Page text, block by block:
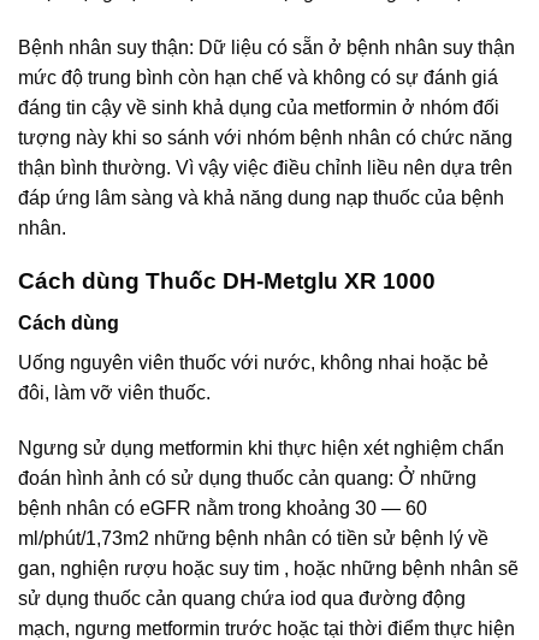
Bệnh nhân suy thận: Dữ liệu có sẵn ở bệnh nhân suy thận
mức độ trung bình còn hạn chế và không có sự đánh giá
đáng tin cậy về sinh khả dụng của metformin ở nhóm đối
tượng này khi so sánh với nhóm bệnh nhân có chức năng
thận bình thường. Vì vậy việc điều chỉnh liều nên dựa trên
đáp ứng lâm sàng và khả năng dung nạp thuốc của bệnh
nhân.
Cách dùng Thuốc DH-Metglu XR 1000
Cách dùng
Uống nguyên viên thuốc với nước, không nhai hoặc bẻ
đôi, làm vỡ viên thuốc.
Ngưng sử dụng metformin khi thực hiện xét nghiệm chẩn
đoán hình ảnh có sử dụng thuốc cản quang: Ở những
bệnh nhân có eGFR nằm trong khoảng 30 — 60
ml/phút/1,73m2 những bệnh nhân có tiền sử bệnh lý về
gan, nghiện rượu hoặc suy tim , hoặc những bệnh nhân sẽ
sử dụng thuốc cản quang chứa iod qua đường động
mạch, ngưng metformin trước hoặc tại thời điểm thực hiện